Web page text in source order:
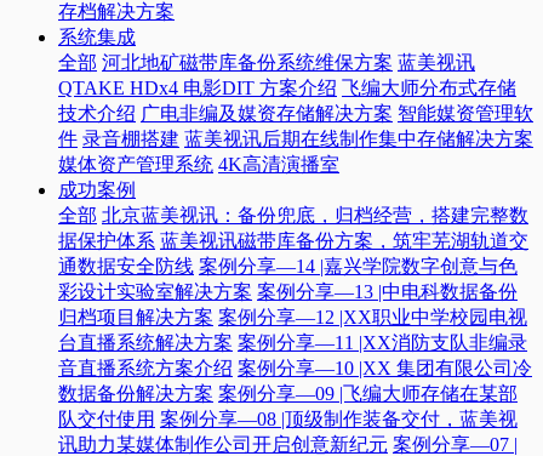
存档解决方案
系统集成
全部 河北地矿磁带库备份系统维保方案 蓝美视讯
QTAKE HDx4 电影DIT 方案介绍 飞编大师分布式存储
技术介绍 广电非编及媒资存储解决方案 智能媒资管理软
件 录音棚搭建 蓝美视讯后期在线制作集中存储解决方案
媒体资产管理系统 4K高清演播室
成功案例
全部 北京蓝美视讯：备份兜底，归档经营，搭建完整数
据保护体系 蓝美视讯磁带库备份方案，筑牢芜湖轨道交
通数据安全防线 案例分享—14 |嘉兴学院数字创意与色
彩设计实验室解决方案 案例分享—13 |中电科数据备份
归档项目解决方案 案例分享—12 |XX职业中学校园电视
台直播系统解决方案 案例分享—11 |XX消防支队非编录
音直播系统方案介绍 案例分享—10 |XX 集团有限公司冷
数据备份解决方案 案例分享—09 |飞编大师存储在某部
队交付使用 案例分享—08 |顶级制作装备交付，蓝美视
讯助力某媒体制作公司开启创意新纪元 案例分享—07 |